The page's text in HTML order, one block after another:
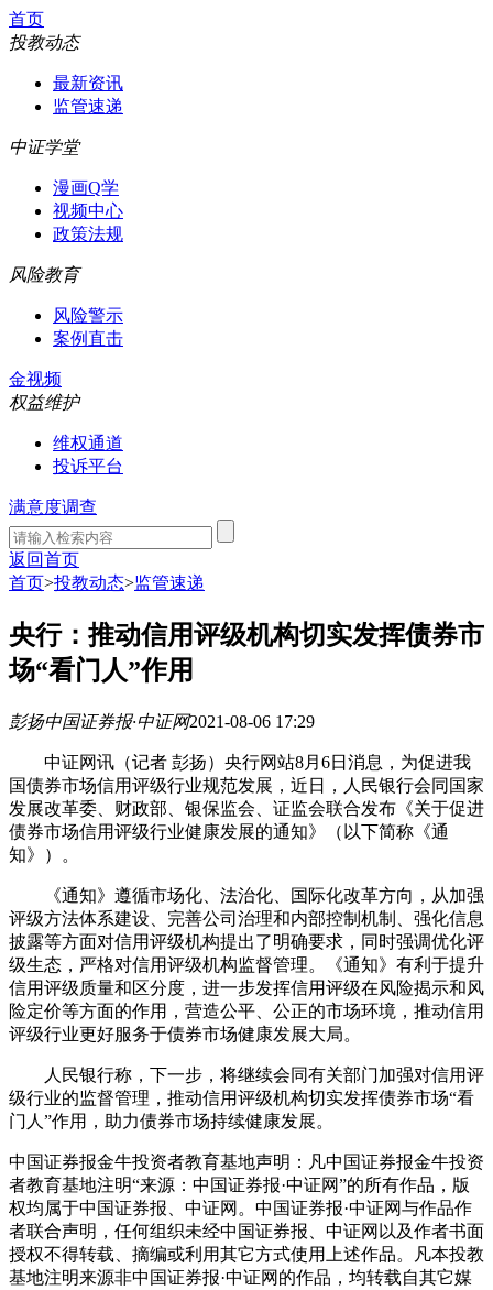
首页
投教动态
最新资讯
监管速递
中证学堂
漫画Q学
视频中心
政策法规
风险教育
风险警示
案例直击
金视频
权益维护
维权通道
投诉平台
满意度调查
返回首页
首页>投教动态>监管速递
央行：推动信用评级机构切实发挥债券市
场“看门人”作用
彭扬中国证券报·中证网2021-08-06 17:29
中证网讯（记者 彭扬）央行网站8月6日消息，为促进我
国债券市场信用评级行业规范发展，近日，人民银行会同国家
发展改革委、财政部、银保监会、证监会联合发布《关于促进
债券市场信用评级行业健康发展的通知》（以下简称《通
知》）。
《通知》遵循市场化、法治化、国际化改革方向，从加强
评级方法体系建设、完善公司治理和内部控制机制、强化信息
披露等方面对信用评级机构提出了明确要求，同时强调优化评
级生态，严格对信用评级机构监督管理。《通知》有利于提升
信用评级质量和区分度，进一步发挥信用评级在风险揭示和风
险定价等方面的作用，营造公平、公正的市场环境，推动信用
评级行业更好服务于债券市场健康发展大局。
人民银行称，下一步，将继续会同有关部门加强对信用评
级行业的监督管理，推动信用评级机构切实发挥债券市场“看
门人”作用，助力债券市场持续健康发展。
中国证券报金牛投资者教育基地声明：凡中国证券报金牛投资
者教育基地注明“来源：中国证券报·中证网”的所有作品，版
权均属于中国证券报、中证网。中国证券报·中证网与作品作
者联合声明，任何组织未经中国证券报、中证网以及作者书面
授权不得转载、摘编或利用其它方式使用上述作品。凡本投教
基地注明来源非中国证券报·中证网的作品，均转载自其它媒